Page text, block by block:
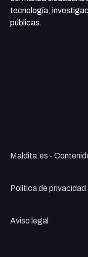
tecnología,
públicas.
Maldita.es -
Política de privacidad
Aviso legal